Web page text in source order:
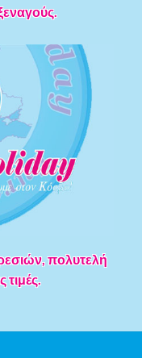
πολυτελή
τιμές.